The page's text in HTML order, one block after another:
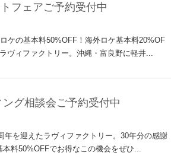
フェアご予約受付中
ケの基本料50%OFF！海外ロケ基本料20%OF
ヴィファクトリー。沖縄・富良野に軽井...
グ相談会ご予約受付中
を迎えたラヴィファクトリー。30年分の感謝
料50%OFFでお得なこの機会をぜひ...